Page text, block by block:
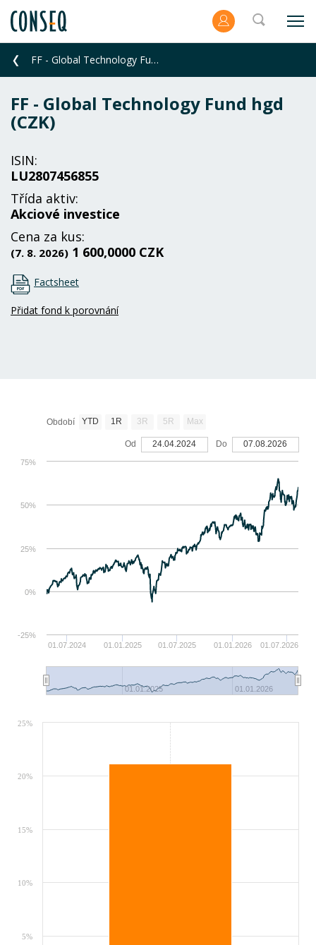
FF - Global Technology Fund hgd (CZK)
FF - Global Technology Fund hgd
(CZK)
ISIN:
LU2807456855
Třída aktiv:
Akciové investice
Cena za kus:
(7. 8. 2026) 1 600,0000 CZK
Factsheet
Přidat fond k porovnání
01.07.2024 01.01.2025 01.07.2025 01.01.2026 01.07.2026
01.01.2025 01.01.2026
0%
50%
-25%
25%
75%
Období YTD 1R 3R 5R Max
Od 24.04.2024 Do 07.08.2026
5%
10%
15%
20%
25%